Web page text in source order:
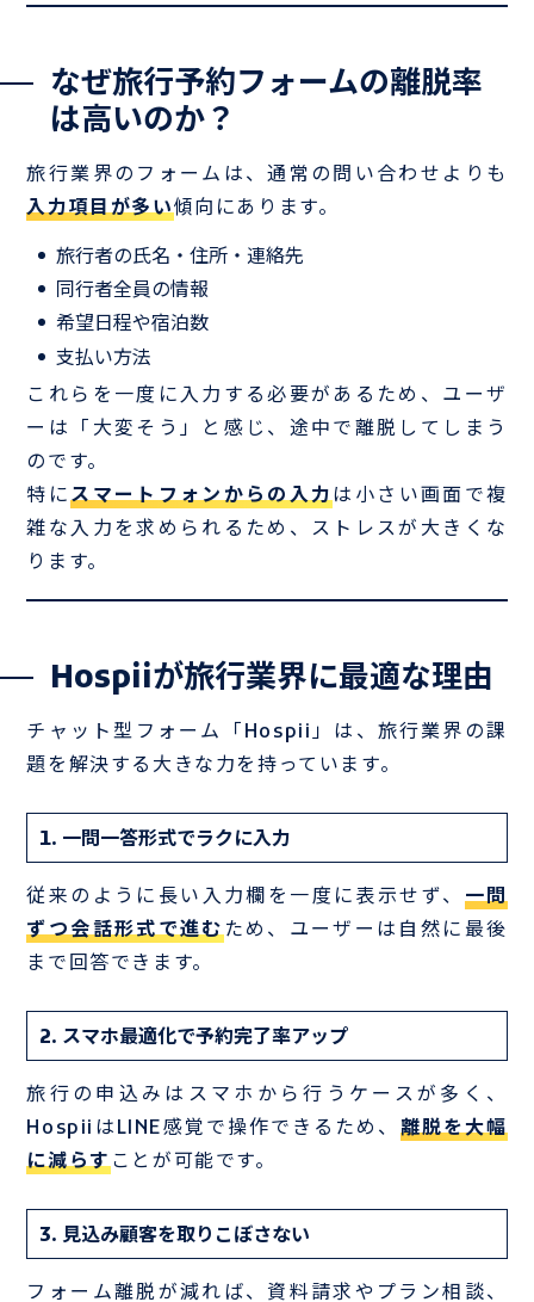
なぜ旅行予約フォームの離脱率
は高いのか？
旅行業界のフォームは、通常の問い合わせよりも
入力項目が多い傾向にあります。
旅行者の氏名・住所・連絡先
同行者全員の情報
希望日程や宿泊数
支払い方法
これらを一度に入力する必要があるため、ユーザ
ーは「大変そう」と感じ、途中で離脱してしまう
のです。
特にスマートフォンからの入力は小さい画面で複
雑な入力を求められるため、ストレスが大きくな
ります。
Hospiiが旅行業界に最適な理由
チャット型フォーム「Hospii」は、旅行業界の課
題を解決する大きな力を持っています。
1. 一問一答形式でラクに入力
従来のように長い入力欄を一度に表示せず、 一問
ずつ会話形式で進むため、ユーザーは自然に最後
まで回答できます。
2. スマホ最適化で予約完了率アップ
旅行の申込みはスマホから行うケースが多く、
HospiiはLINE感覚で操作できるため、 離脱を大幅
に減らすことが可能です。
3. 見込み顧客を取りこぼさない
フォーム離脱が減れば、資料請求やプラン相談、